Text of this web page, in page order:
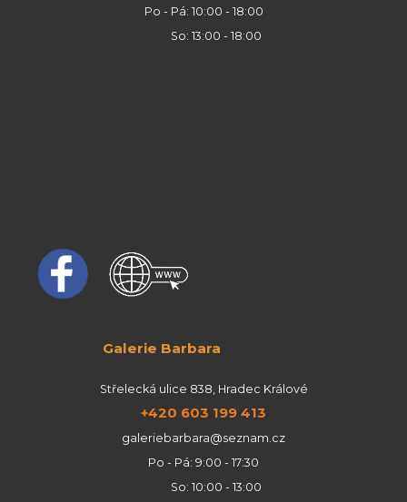
Po - Pá: 10:00 - 18:00
So: 13:00 - 18:00
Galerie Barbara
Střelecká ulice 838, Hradec Králové
+420 603 199 413
galeriebarbara@seznam.cz
Po - Pá: 9:00 - 17:30
So: 10:00 - 13:00